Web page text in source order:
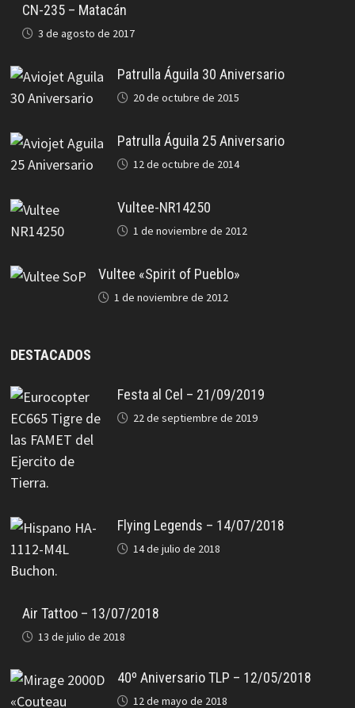
CN-235 – Matacán
3 de agosto de 2017
Patrulla Águila 30 Aniversario
20 de octubre de 2015
Patrulla Águila 25 Aniversario
12 de octubre de 2014
Vultee-NR14250
1 de noviembre de 2012
Vultee «Spirit of Pueblo»
1 de noviembre de 2012
DESTACADOS
Festa al Cel – 21/09/2019
22 de septiembre de 2019
Flying Legends – 14/07/2018
14 de julio de 2018
Air Tattoo – 13/07/2018
13 de julio de 2018
40º Aniversario TLP – 12/05/2018
12 de mayo de 2018